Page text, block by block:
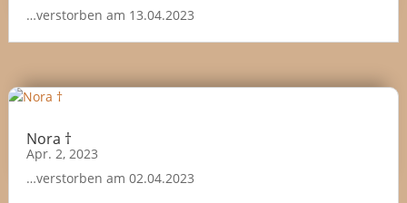
…verstorben am 13.04.2023
Nora †
Apr. 2, 2023
…verstorben am 02.04.2023